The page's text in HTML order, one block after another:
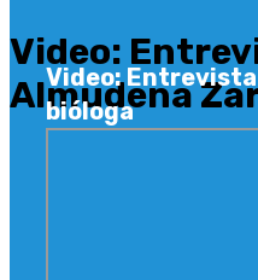
Video:
Almudena
Video:
bióloga